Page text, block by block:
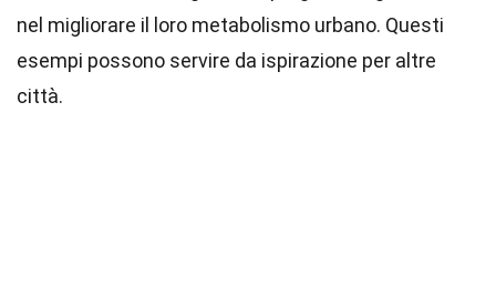
nel migliorare il loro metabolismo urbano. Questi
esempi possono servire da ispirazione per altre
città.